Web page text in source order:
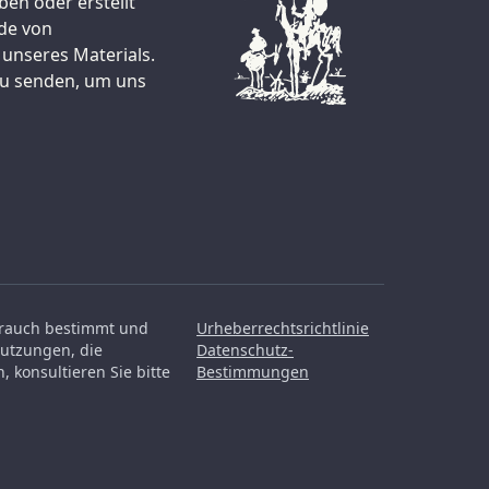
von
Materials.
senden, um uns
bestimmt und
die
konsultieren Sie bitte
Urheberrechtsrichtlinie
Datenschutz-
Bestimmungen